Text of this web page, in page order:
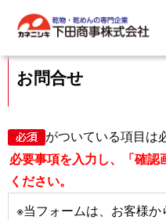
お問合せ
がついている項目は
必要事項を入力し、「確
ください。
※当フォームは、お客様か